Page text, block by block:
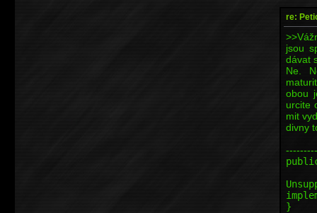
re:
jsou
dávat
Ne.
obou
urcite
mit
divny
}